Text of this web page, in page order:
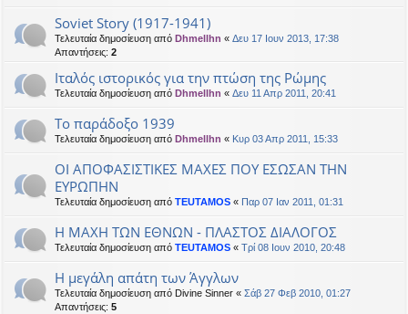
Soviet Story (1917-1941)
Τελευταία δημοσίευση από Dhmellhn « Δευ 17 Ιουν 2013, 17:38
Απαντήσεις: 2
Ιταλός ιστορικός για την πτώση της Ρώμης
Τελευταία δημοσίευση από Dhmellhn « Δευ 11 Απρ 2011, 20:41
Το παράδοξο 1939
Τελευταία δημοσίευση από Dhmellhn « Κυρ 03 Απρ 2011, 15:33
ΟΙ ΑΠΟΦΑΣΙΣΤΙΚΕΣ ΜΑΧΕΣ ΠΟΥ ΕΣΩΣΑΝ ΤΗΝ
ΕΥΡΩΠΗΝ
Τελευταία δημοσίευση από TEUTAMOS « Παρ 07 Ιαν 2011, 01:31
Η ΜΑΧΗ ΤΩΝ ΕΘΝΩΝ - ΠΛΑΣΤΟΣ ΔΙΑΛΟΓΟΣ
Τελευταία δημοσίευση από TEUTAMOS « Τρί 08 Ιουν 2010, 20:48
Η μεγάλη απάτη των Άγγλων
Τελευταία δημοσίευση από Divine Sinner « Σάβ 27 Φεβ 2010, 01:27
Απαντήσεις: 5